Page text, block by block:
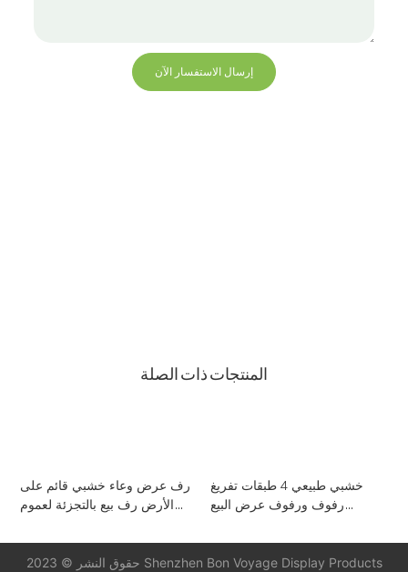
إرسال الاستفسار الآن
المنتجات ذات الصلة
رف عرض وعاء خشبي قائم على
الأرض رف بيع بالتجزئة لعموم
خشبي طبيعي 4 طبقات تفريغ
رفوف ورفوف عرض البيع
حقوق النشر © 2023 Shenzhen Bon Voyage Display Products